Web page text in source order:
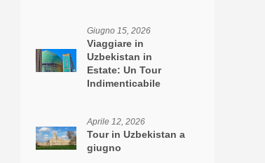
Giugno 15, 2026
Viaggiare in
Uzbekistan in
Estate: Un Tour
Indimenticabile
Aprile 12, 2026
Tour in Uzbekistan a
giugno